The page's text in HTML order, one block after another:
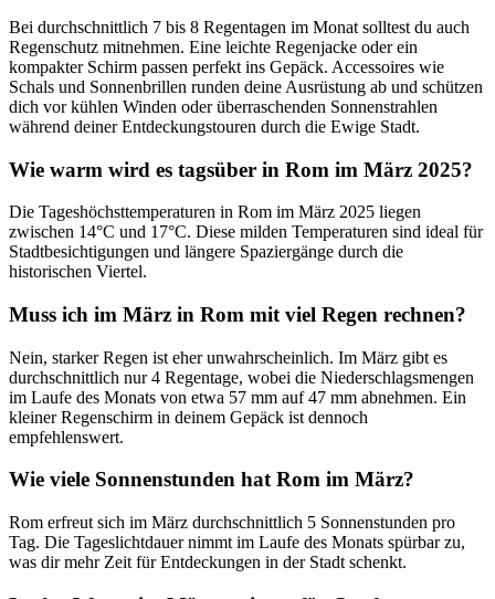
Bei durchschnittlich 7 bis 8 Regentagen im Monat solltest du auch
Regenschutz mitnehmen. Eine leichte Regenjacke oder ein
kompakter Schirm passen perfekt ins Gepäck. Accessoires wie
Schals und Sonnenbrillen runden deine Ausrüstung ab und schützen
dich vor kühlen Winden oder überraschenden Sonnenstrahlen
während deiner Entdeckungstouren durch die Ewige Stadt.
Wie warm wird es tagsüber in Rom im März 2025?
Die Tageshöchsttemperaturen in Rom im März 2025 liegen
zwischen 14°C und 17°C. Diese milden Temperaturen sind ideal für
Stadtbesichtigungen und längere Spaziergänge durch die
historischen Viertel.
Muss ich im März in Rom mit viel Regen rechnen?
Nein, starker Regen ist eher unwahrscheinlich. Im März gibt es
durchschnittlich nur 4 Regentage, wobei die Niederschlagsmengen
im Laufe des Monats von etwa 57 mm auf 47 mm abnehmen. Ein
kleiner Regenschirm in deinem Gepäck ist dennoch
empfehlenswert.
Wie viele Sonnenstunden hat Rom im März?
Rom erfreut sich im März durchschnittlich 5 Sonnenstunden pro
Tag. Die Tageslichtdauer nimmt im Laufe des Monats spürbar zu,
was dir mehr Zeit für Entdeckungen in der Stadt schenkt.